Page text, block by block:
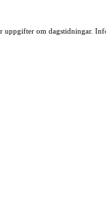
uppgifter om dagstidningar.